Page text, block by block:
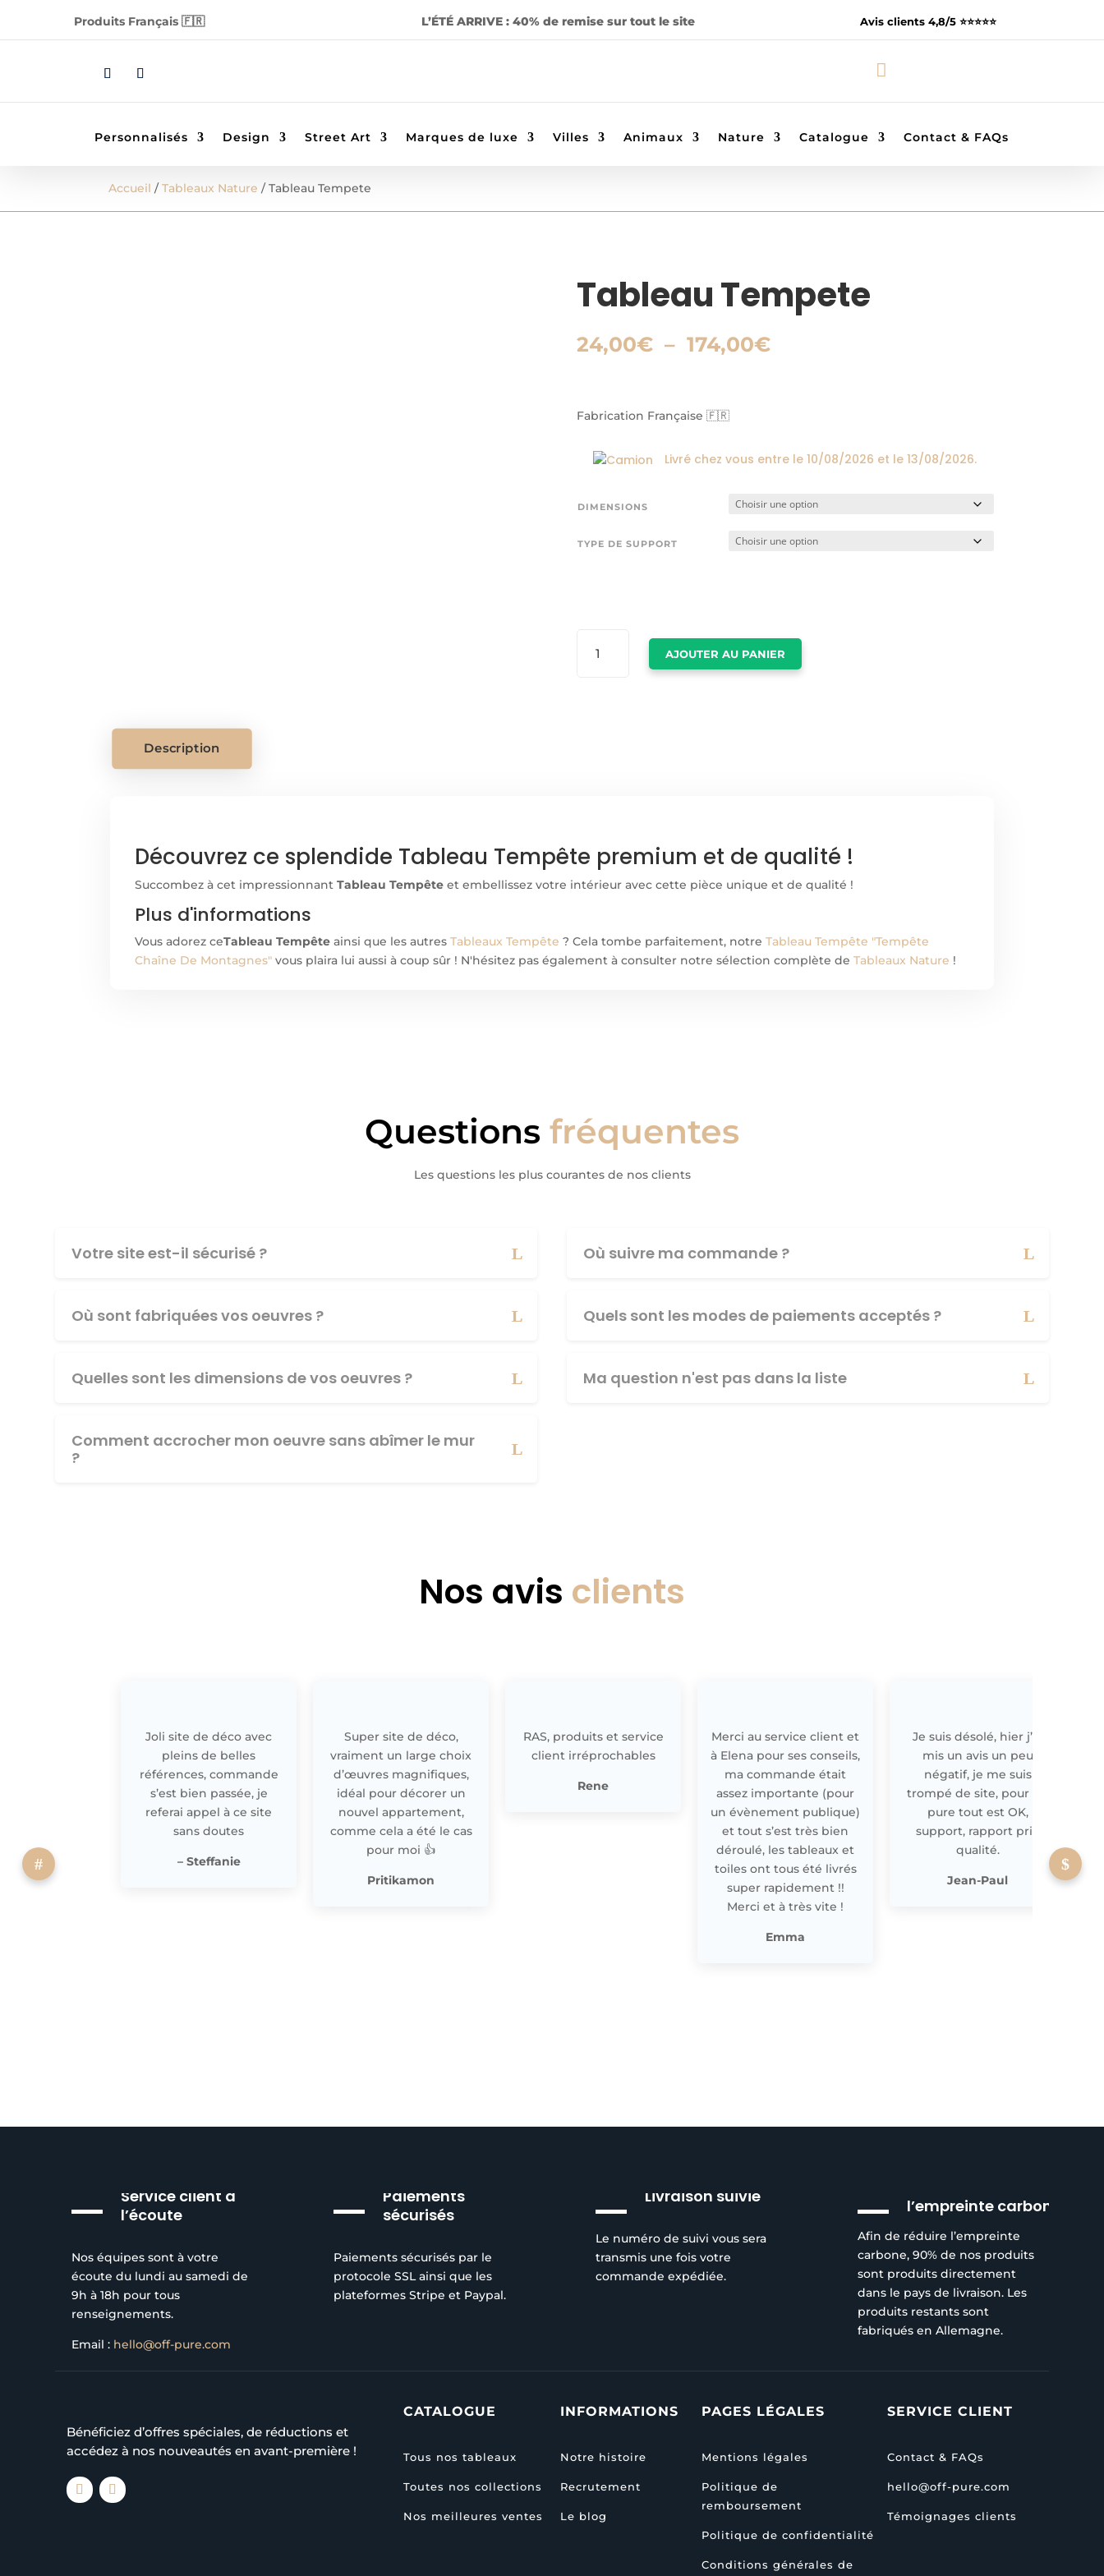
Produits Français 🇫🇷 L’ÉTÉ ARRIVE : 40% de remise sur tout le site Avis clients 4,8/5 ⭐️⭐️⭐️⭐️⭐️

Personnalisés Design Street Art Marques de luxe Villes Animaux Nature Catalogue Contact & FAQs
Accueil /Tableaux Nature / Tableau Tempete
Tableau Tempete
24,00€ – 174,00€Plage
Fabrication Française 🇫🇷
Livré chez vous entre le10/08/2026 et le13/08/2026.
DIMENSIONS
TYPE DE SUPPORT
AJOUTER AU PANIER
Description
Découvrez ce splendide Tableau Tempête premium et de qualité !
Succombez à cet impressionnantTableau Tempête et embellissez votre intérieur avec cette pièce unique et de qualité !
Plus d'informations
Vous adorez ceTableau Tempête ainsi que les autresTableaux Tempête ? Cela tombe parfaitement, notreTableau Tempête "Tempête
Chaîne De Montagnes" vous plaira lui aussi à coup sûr ! N'hésitez pas également à consulter notre sélection complète deTableaux Nature !
Questions fréquentes
Les questions les plus courantes de nos clients
Votre site est-il sécurisé ?
Où sont fabriquées vos oeuvres ?
Quelles sont les dimensions de vos oeuvres ?
Comment accrocher mon oeuvre sans abîmer le mur
?
Où suivre ma commande ?
Quels sont les modes de paiements acceptés ?
Ma question n'est pas dans la liste
Nos avis clients
Joli site de déco avec
pleins de belles
références, commande
s’est bien passée, je
referai appel à ce site
sans doutes
– Steffanie
Super site de déco,
vraiment un large choix
d’œuvres magnifiques,
idéal pour décorer un
nouvel appartement,
comme cela a été le cas
pour moi 👍
Pritikamon
RAS, produits et service
client irréprochables
Rene
Merci au service client et
à Elena pour ses conseils,
ma commande était
assez importante (pour
un évènement publique)
et tout s’est très bien
déroulé, les tableaux et
toiles ont tous été livrés
super rapidement !!
Merci et à très vite !
Emma
Je suis désolé, hier j’ai
mis un avis un peu
négatif, je me suis
trompé de site, pour off
pure tout est OK,
support, rapport prix
qualité.
Jean-Paul
Service client à
l’écoute
Nos équipes sont à votre
écoute du lundi au samedi de
9h à 18h pour tous
renseignements.
Email : hello@off-pure.com
Paiements
sécurisés
Paiements sécurisés par le
protocole SSL ainsi que les
plateformes Stripe et Paypal.
Livraison suivie
Le numéro de suivi vous sera
transmis une fois votre
commande expédiée.
l’empreinte carbone
Afin de réduire l’empreinte
carbone, 90% de nos produits
sont produits directement
dans le pays de livraison. Les
produits restants sont
fabriqués en Allemagne.
Bénéficiez d’offres spéciales, de réductions et
accédez à nos nouveautés en avant-première !
CATALOGUE
Tous nos tableaux
Toutes nos collections
Nos meilleures ventes
INFORMATIONS
Notre histoire
Recrutement
Le blog
PAGES LÉGALES
Mentions légales
Politique de
remboursement
Politique de confidentialité
Conditions générales de
SERVICE CLIENT
Contact & FAQs
hello@off-pure.com
Témoignages clients